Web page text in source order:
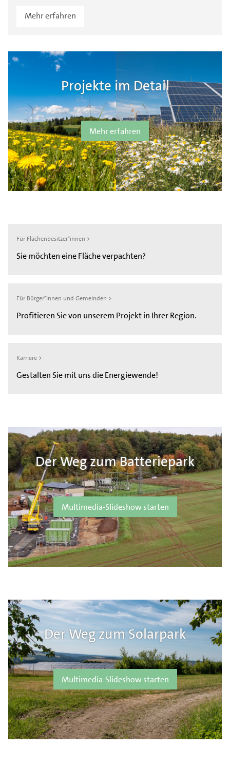
Mehr erfahren
Projekte im Detail
Mehr erfahren
Für Flächenbesitzer*innen >
Sie möchten eine Fläche verpachten?
Für Bürger*innen und Gemeinden >
Profitieren Sie von unserem Projekt in Ihrer Region.
Karriere >
Gestalten Sie mit uns die Energiewende!
Der Weg zum Batteriepark
Multimedia-Slideshow starten
Der Weg zum Solarpark
Multimedia-Slideshow starten